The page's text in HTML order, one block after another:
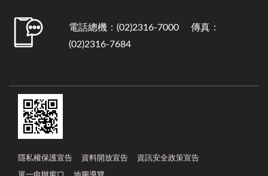
電話總機：(02)2316-7000 傳真：
(02)2316-7684
隱私權保護宣告 資料開放宣告 資訊安全政策宣告